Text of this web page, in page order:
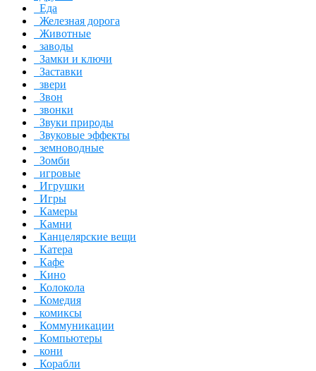
Еда
Железная дорога
Животные
заводы
Замки и ключи
Заставки
звери
Звон
звонки
Звуки природы
Звуковые эффекты
земноводные
Зомби
игровые
Игрушки
Игры
Камеры
Камни
Канцелярские вещи
Катера
Кафе
Кино
Колокола
Комедия
комиксы
Коммуникации
Компьютеры
кони
Корабли